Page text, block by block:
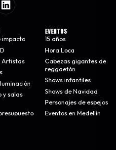
impacto
Artistas
y salas
EVENTOS
15 años
Hora Loca
Cabezas gigantes de
reggaetón
Shows infantiles
Shows de Navidad
Personajes de espejos
Eventos en Medellín